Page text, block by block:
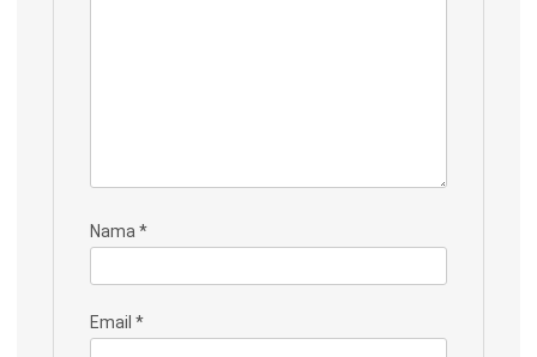
Nama*
Email *